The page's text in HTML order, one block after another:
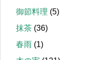
御節料理 (5)
抹茶 (36)
春雨 (1)